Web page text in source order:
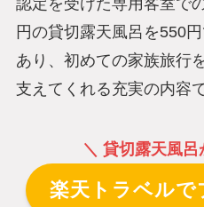
円の貸切露天風呂を550
あり、初めての家族旅行
支えてくれる充実の内容で
＼ 貸切露天風
楽天トラベルで